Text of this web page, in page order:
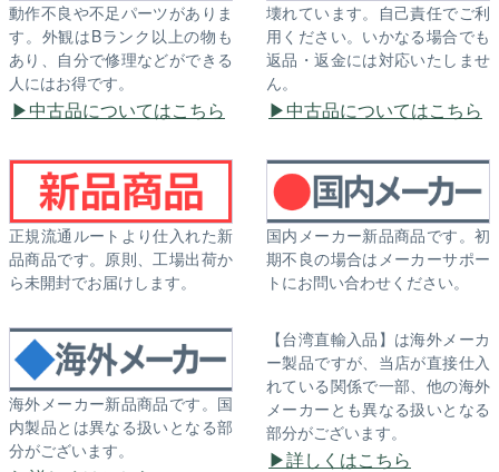
動作不良や不足パーツがありま
す。外観はBランク以上の物も
あり、自分で修理などができる
人にはお得です。
中古品についてはこちら
壊れています。自己責任でご利
用ください。いかなる場合でも
返品・返金には対応いたしませ
ん。
中古品についてはこちら
正規流通ルートより仕入れた新
品商品です。原則、工場出荷か
ら未開封でお届けします。
国内メーカー新品商品です。初
期不良の場合はメーカーサポー
トにお問い合わせください。
海外メーカー新品商品です。国
内製品とは異なる扱いとなる部
分がございます。
【台湾直輸入品】は海外メーカ
ー製品ですが、当店が直接仕入
れている関係で一部、他の海外
メーカーとも異なる扱いとなる
部分がございます。
詳しくはこちら